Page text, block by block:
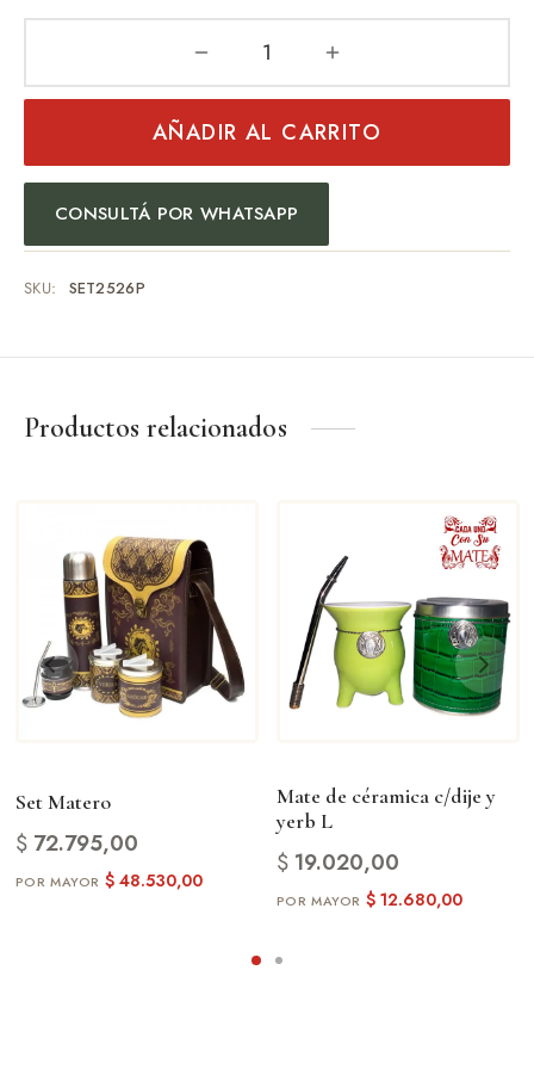
AÑADIR AL CARRITO
CONSULTÁ POR WHATSAPP
SKU: SET2526P
Productos relacionados
Set Matero
$72.795,00
$48.530,00
Mate de céramica c/dije y
yerb L
$19.020,00
$12.680,00